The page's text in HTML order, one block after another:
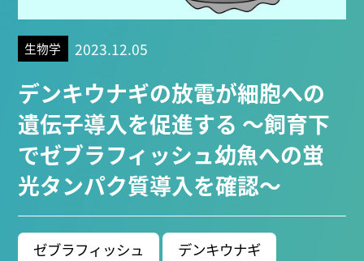
TAG
(175)
生命農学研究科 (116)
トランスフォーマティ
ブ生命分子研究所 (75)
環境学研究科 (66)
宇宙地球
環境研究所 (63)
未来材料・システム研究所 (60)
報学研究科 (47)
植物 (33) 機械学習 (31)
高等
研究院 (26)
生物機能開発利用研究センター (24)
境医学研究所 (23)
進化 (23)
未来社会創造機構 (22)
宇宙 (21)
創薬科学研究科 (20)
シロイヌナズ
ナ (19)
オーロラ (17)
生物学 2023.12.05
デンキウナギの放電が細胞への
遺伝子導入を促進する ～飼育下
でゼブラフィッシュ幼魚への蛍
光タンパク質導入を確認～
ゼブラフィッシュ デンキウナギ